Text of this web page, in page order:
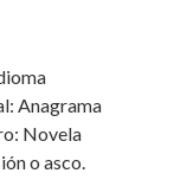
Anagrama
Novela
o asco.